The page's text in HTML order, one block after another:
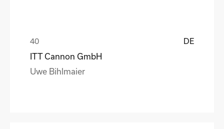
DE
ITT Cannon GmbH
Uwe Bihlmaier